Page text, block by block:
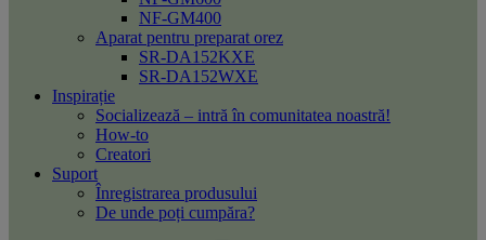
NF-GM400
Aparat pentru preparat orez
SR-DA152KXE
SR-DA152WXE
Inspirație
Socializează – intră în comunitatea noastră!
How-to
Creatori
Suport
Înregistrarea produsului
De unde poți cumpăra?